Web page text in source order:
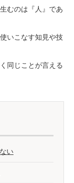
むのは『人』であ
いこなす知見や技
同じことが言える
い